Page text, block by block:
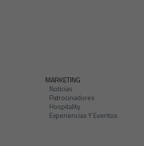
MARKETING
Noticias
Patrocinadores
Hospitality
Experiencias Y Eventos